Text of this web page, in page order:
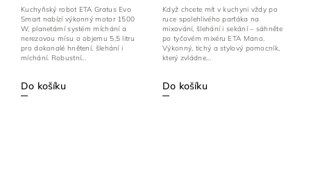
Do košíku
Kuchyňský robot ETA Gratus Evo
Smart nabízí výkonný motor 1500
W, planetární systém míchání a
nerezovou mísu o objemu 5,5 litru
pro dokonalé hnětení, šlehání i
míchání. Robustní...
Do košíku
Když chcete mít v kuchyni vždy po
ruce spolehlivého parťáka na
mixování, šlehání i sekání – sáhněte
po tyčovém mixéru ETA Mano.
Výkonný, tichý a stylový pomocník,
který zvládne...